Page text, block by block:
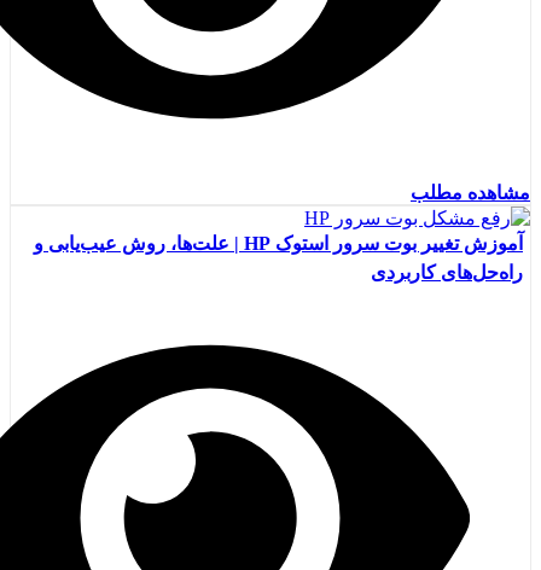
مشاهده مطلب
آموزش تغییر بوت سرور استوک HP | علت‌ها، روش عیب‌یابی و
راه‌حل‌های کاربردی